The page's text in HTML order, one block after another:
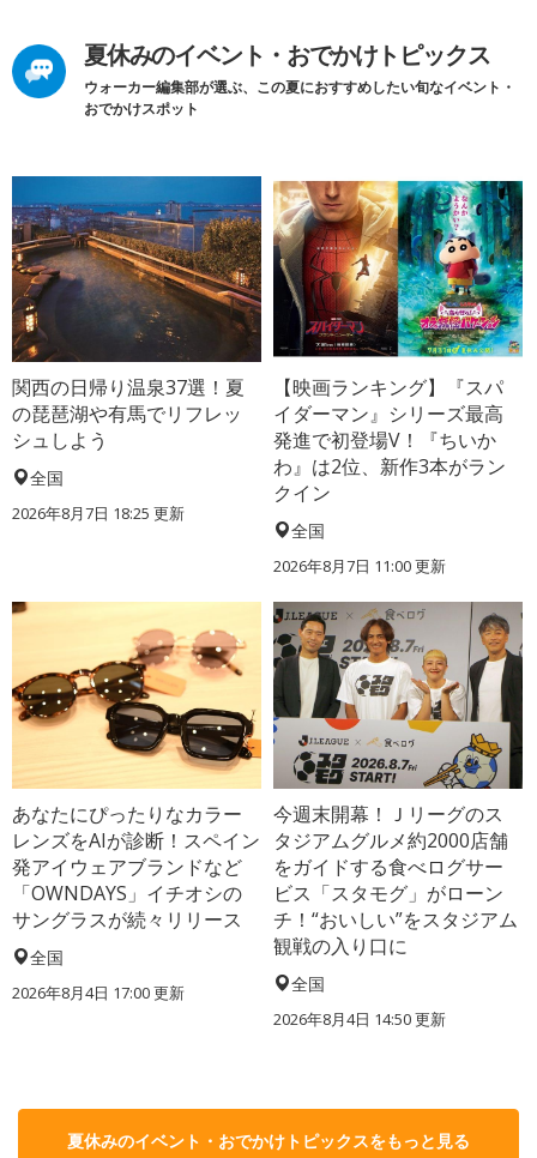
夏休みのイベント・おでかけトピックス
ウォーカー編集部が選ぶ、この夏におすすめしたい旬なイベント・
おでかけスポット
関西の日帰り温泉37選！夏
の琵琶湖や有馬でリフレッ
シュしよう
全国
2026年8月7日 18:25 更新
【映画ランキング】『スパ
イダーマン』シリーズ最高
発進で初登場V！『ちいか
わ』は2位、新作3本がラン
クイン
全国
2026年8月7日 11:00更新
あなたにぴったりなカラー
レンズをAIが診断！スペイン
発アイウェアブランドなど
「OWNDAYS」イチオシの
サングラスが続々リリース
全国
2026年8月4日 17:00更新
今週末開幕！Ｊリーグのス
タジアムグルメ約2000店舗
をガイドする食べログサー
ビス「スタモグ」がローン
チ！“おいしい”をスタジアム
観戦の入り口に
全国
2026年8月4日 14:50更新
夏休みのイベント・おでかけトピックスをもっと見る